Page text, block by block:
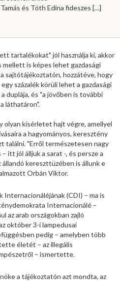
és Tóth Edina fideszes […]
tartalékokat" jól használja ki, akkor
is képes lehet gazdasági
sajtótájékoztatón, hozzátéve, hogy
százalék körüli lehet a gazdasági
duplája, és "a jövőben is további
láthatáron".
olyan kísérletet hajt végre, amellyel
a hagyományos, keresztény
találni. "Erről természetesen nagy
itt jól álljuk a sarat -, és persze a
kereszttüzében is állunk e
Orbán Viktor.
(CDI) – ma is
Internacionálé –
az arab országokban zajló
október 3-i lampedusai
pedig – amelyben több
életét – az illegális
– ismertette.
a tájékoztatón azt mondta, az